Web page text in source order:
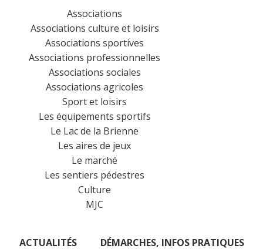
Associations
Associations culture et loisirs
Associations sportives
Associations professionnelles
Associations sociales
Associations agricoles
Sport et loisirs
Les équipements sportifs
Le Lac de la Brienne
Les aires de jeux
Le marché
Les sentiers pédestres
Culture
MJC
ACTUALITÉS DÉMARCHES, INFOS PRATIQUES